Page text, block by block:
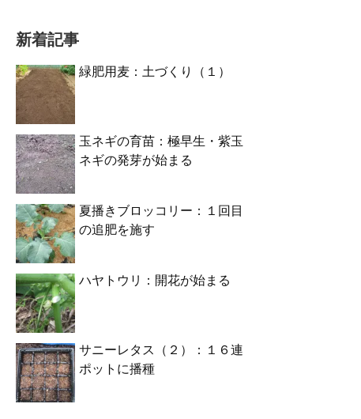
新着記事
緑肥用麦：土づくり（１）
玉ネギの育苗：極早生・紫玉
ネギの発芽が始まる
夏播きブロッコリー：１回目
の追肥を施す
ハヤトウリ：開花が始まる
サニーレタス（２）：１６連
ポットに播種